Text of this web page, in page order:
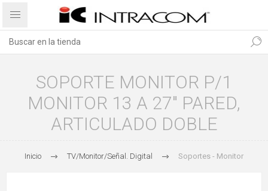
SOPORTE MONITOR P/1
MONITOR 13 A 27" PARED,
ARTICULADO DOBLE
Inicio TV/Monitor/Señal. Digital Soportes - Monitor